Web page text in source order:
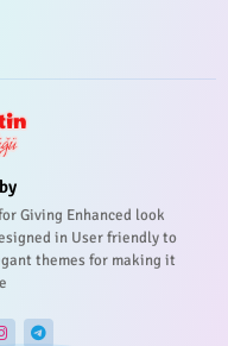
Giving Enhanced look
in User friendly to
themes for making it